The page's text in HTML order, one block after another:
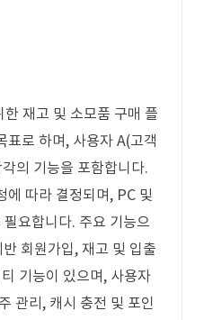
재고 및 소모품 구매 플
표로 하며, 사용자 A(고객
의 기능을 포함합니다.
에 따라 결정되며, PC 및
요합니다. 주요 기능으
회원가입, 재고 및 입출
기능이 있으며, 사용자
관리, 캐시 충전 및 포인